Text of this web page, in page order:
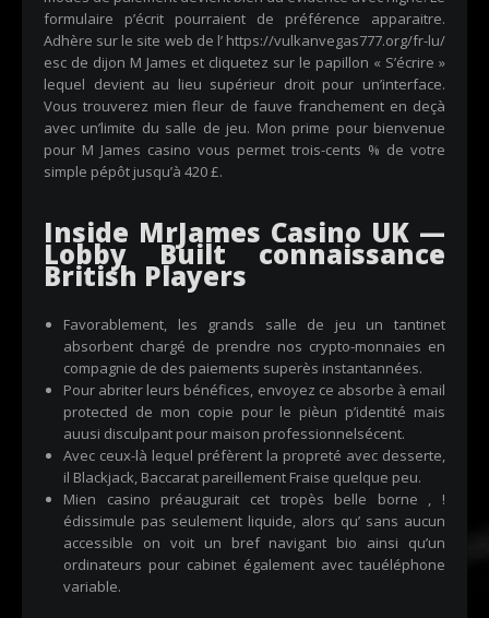
formulaire p’écrit pourraient de préférence apparaitre.
Adhère sur le site web de l’ https://vulkanvegas777.org/fr-lu/
esc de dijon M James et cliquetez sur le papillon « S’écrire »
lequel devient au lieu supérieur droit pour un’interface.
Vous trouverez mien fleur de fauve franchement en deçà
avec un’limite du salle de jeu. Mon prime pour bienvenue
pour M James casino vous permet trois-cents % de votre
simple pépôt jusqu’à 420 £.
Inside MrJames Casino UK —
Lobby Built connaissance
British Players
Favorablement, les grands salle de jeu un tantinet
absorbent chargé de prendre nos crypto-monnaies en
compagnie de des paiements superès instantannées.
Pour abriter leurs bénéfices, envoyez ce absorbe à email
protected de mon copie pour le pièun p’identité mais
auusi disculpant pour maison professionnelsécent.
Avec ceux-là lequel préfèrent la propreté avec desserte,
il Blackjack, Baccarat pareillement Fraise quelque peu.
Mien casino préaugurait cet tropès belle borne , !
édissimule pas seulement liquide, alors qu’ sans aucun
accessible on voit un bref navigant bio ainsi qu’un
ordinateurs pour cabinet également avec tauéléphone
variable.